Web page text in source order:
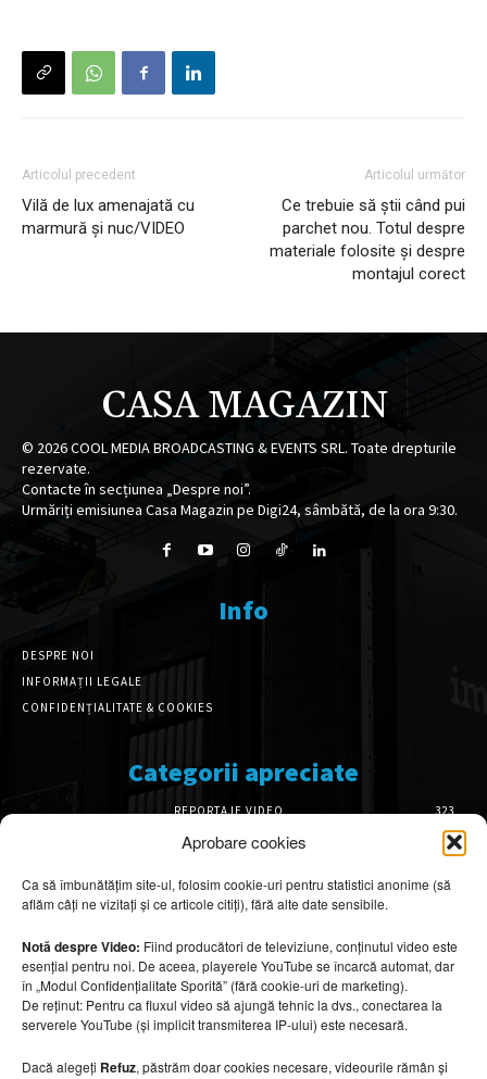
Aprobare cookies
Ca să îmbunătățim site-ul, folosim cookie-uri pentru statistici anonime (să
aflăm câți ne vizitați și ce articole citiți), fără alte date sensibile.
Notă despre Video: Fiind producători de televiziune, conținutul video este
esențial pentru noi. De aceea, playerele YouTube se încarcă automat, dar
în „Modul Confidențialitate Sporită” (fără cookie-uri de marketing).
De reținut: Pentru ca fluxul video să ajungă tehnic la dvs., conectarea la
serverele YouTube (și implicit transmiterea IP-ului) este necesară.
Dacă alegeți Refuz, păstrăm doar cookies necesare, videourile rămân și
Articolul precedent
Vilă de lux amenajată cu
marmură și nuc/VIDEO
Articolul următor
Ce trebuie să știi când pui
parchet nou. Totul despre
materiale folosite și despre
montajul corect
CASA MAGAZIN
© 2026COOL MEDIA BROADCASTING & EVENTS SRL. Toate drepturile
rezervate.
Contacte în secțiunea „Despre noi”.
Urmăriți emisiunea Casa Magazin pe Digi24, sâmbătă, de la ora 9:30.
Info
DESPRE NOI
INFORMAȚII LEGALE
CONFIDENȚIALITATE & COOKIES
Categorii apreciate
REPORTAJE VIDEO
323
AMENAJĂRI INTERIOARE
126
DESIGN INTERIOR
64
ARHITECTURĂ & DESIGN
OPINII & ANALIZE
43
Articole recomandate
Ouse Valley Viaduct, construcția care
7 august 2026